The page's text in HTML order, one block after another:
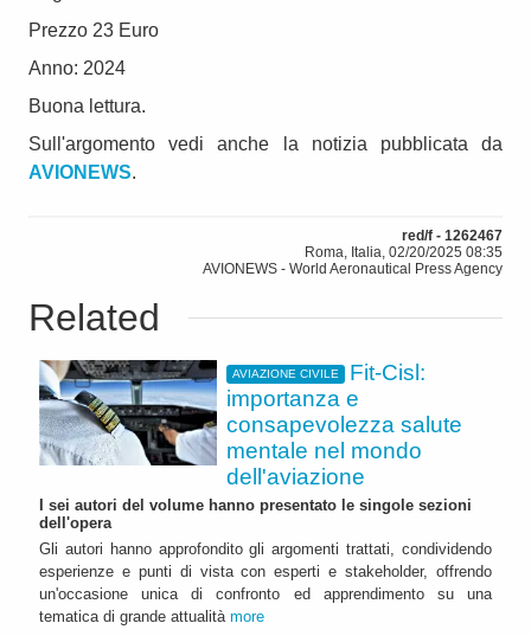
Prezzo 23 Euro
Anno: 2024
Buona lettura.
Sull'argomento vedi anche la notizia pubblicata da
AVIONEWS.
red/f - 1262467
Roma, Italia, 02/20/2025 08:35
AVIONEWS - World Aeronautical Press Agency
Related
AVIAZIONE CIVILE
Fit-Cisl:
importanza e
consapevolezza salute
mentale nel mondo
dell'aviazione
I sei autori del volume hanno presentato le singole sezioni
dell'opera
Gli autori hanno approfondito gli argomenti trattati, condividendo
esperienze e punti di vista con esperti e stakeholder, offrendo
un'occasione unica di confronto ed apprendimento su una
tematica di grande attualità more